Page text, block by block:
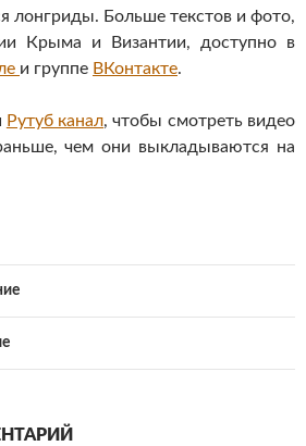
лонгриды. Больше текстов и фото,
Крыма и Византии, доступно в
и группе ВКонтакте.
Рутуб канал, чтобы смотреть видео
чем они выкладываются на